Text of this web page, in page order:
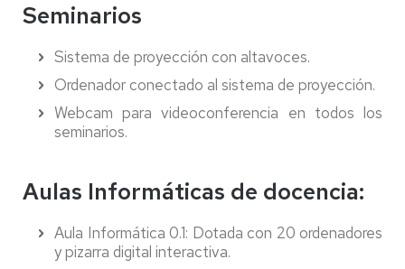
Seminarios
Sistema de proyección con altavoces.
Ordenador conectado al sistema de proyección.
Webcam para videoconferencia en todos los
seminarios.
Aulas Informáticas de docencia:
Aula Informática 0.1: Dotada con 20 ordenadores
y pizarra digital interactiva.